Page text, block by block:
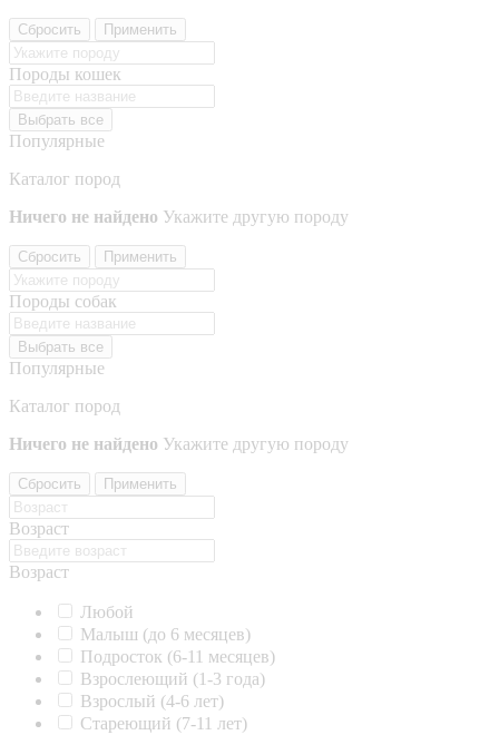
Сбросить Применить
Породы кошек
Выбрать все
Популярные
Каталог пород
Ничего не найдено Укажите другую породу
Сбросить Применить
Породы собак
Выбрать все
Популярные
Каталог пород
Ничего не найдено Укажите другую породу
Сбросить Применить
Возраст
Возраст
Любой
Малыш (до 6 месяцев)
Подросток (6-11 месяцев)
Взрослеющий (1-3 года)
Взрослый (4-6 лет)
Стареющий (7-11 лет)